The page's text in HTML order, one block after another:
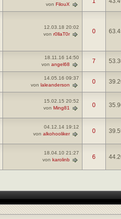
von FilouX
12.03.18 20:02
von r0llaT0r 0
18.11.16 14:50
von angel68 7
14.05.16 09:37
von laleanderson 0
15.02.15 20:52
von Ming81 0
04.12.14 19:12
von alkohooliker 0
18.04.10 21:27
von karolinb 6